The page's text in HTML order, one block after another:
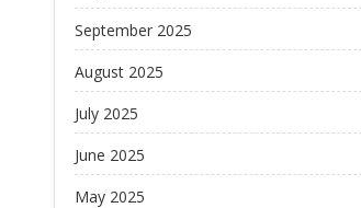
September 2025
August 2025
July 2025
June 2025
May 2025